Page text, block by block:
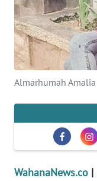
Almarhumah
WahanaNews.co |
SERBA-SERBI
PENDIDIKAN